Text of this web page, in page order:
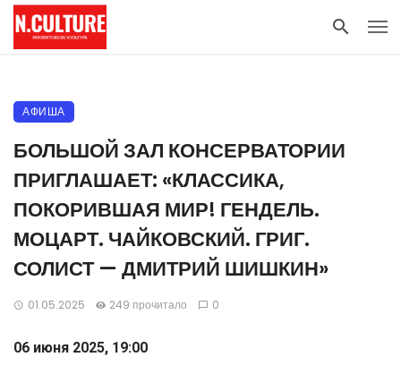
АФИША
БОЛЬШОЙ ЗАЛ КОНСЕРВАТОРИИ
ПРИГЛАШАЕТ: «КЛАССИКА,
ПОКОРИВШАЯ МИР! ГЕНДЕЛЬ.
МОЦАРТ. ЧАЙКОВСКИЙ. ГРИГ.
СОЛИСТ — ДМИТРИЙ ШИШКИН»
01.05.2025 249 прочитало 0
06 июня 2025, 19:00